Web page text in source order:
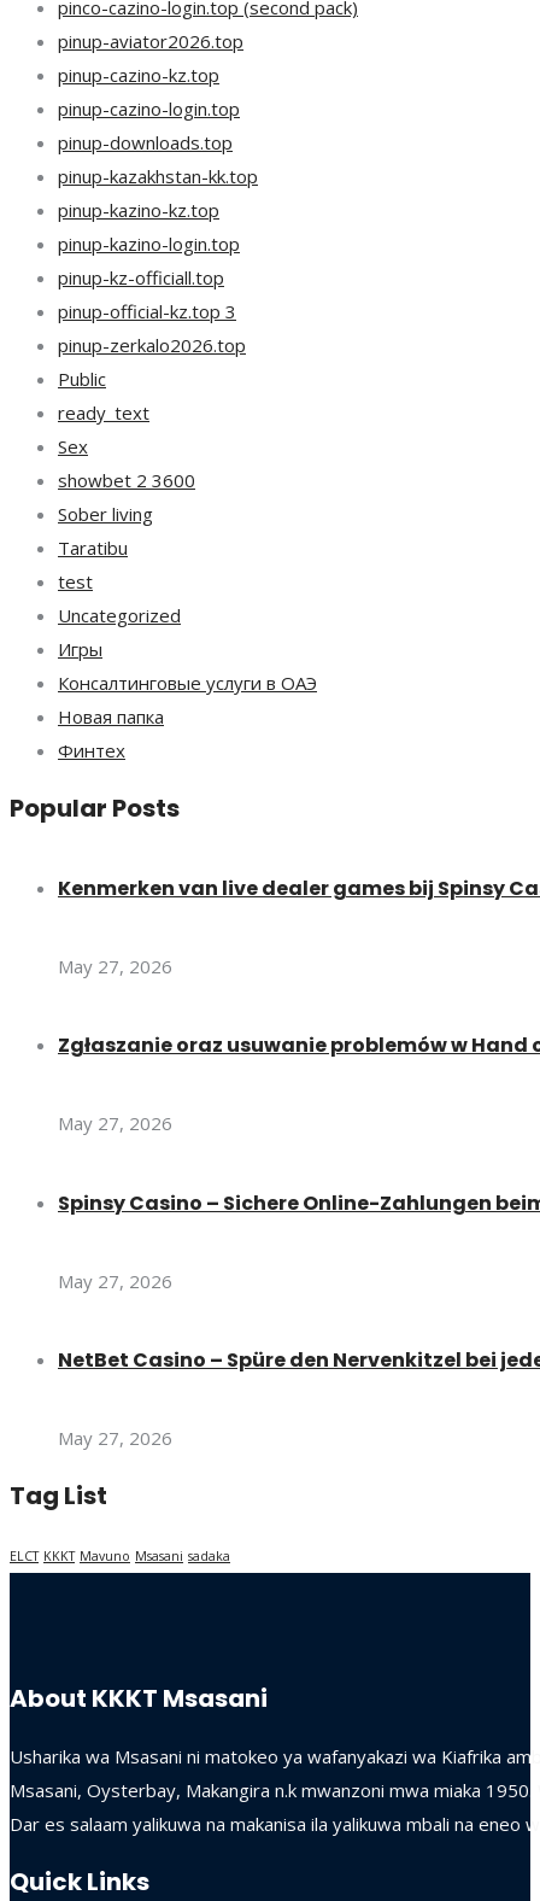
pinco-cazino-login.top (second pack)
pinup-aviator2026.top
pinup-cazino-kz.top
pinup-cazino-login.top
pinup-downloads.top
pinup-kazakhstan-kk.top
pinup-kazino-kz.top
pinup-kazino-login.top
pinup-kz-officiall.top
pinup-official-kz.top 3
pinup-zerkalo2026.top
Public
ready_text
Sex
showbet 2 3600
Sober living
Taratibu
test
Uncategorized
Игры
Консалтинговые услуги в ОАЭ
Новая папка
Финтех
Popular Posts
Kenmerken van live dealer games bij Spinsy
May 27, 2026
Zgłaszanie oraz usuwanie problemów w Hand
May 27, 2026
Spinsy Casino – Sichere Online-Zahlungen
May 27, 2026
NetBet Casino – Spüre den Nervenkitzel bei
May 27, 2026
Tag List
ELCT KKKT Mavuno Msasani sadaka
About KKKT Msasani
Usharika wa Msasani ni matokeo ya wafanyakazi wa Kiafrika
Msasani, Oysterbay, Makangira n.k mwanzoni mwa miaka
Dar es salaam yalikuwa na makanisa ila yalikuwa mbali na eneo
Quick Links